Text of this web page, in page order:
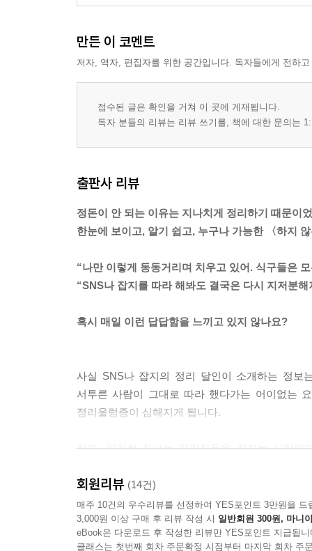
만든 이 코멘트
저자, 역자, 편집자를 위한 공간입니다. 독자들에게 전하
접수된 글은 확인을 거쳐 이 곳에 게재됩니다.
독자 분들의 리뷰는 리뷰 쓰기를, 책에 대한 문의는
출판사 리뷰
정돈이 안 되는 이유는 지나치게 정리하기 때문이
한눈에 보이고, 알기 쉽고, 누구나 가능한 〈하지
“나만 이렇게 동동거리며 치우고 있어. 식구들은
“SNS나 잡지를 따라 해봐도 결국은 다시 지저분해
혹시 매일 이런 답답함을 느끼고 있지 않나요?
사실 SNS나 잡지의 정리 달인이 소개하는 정보
서투른 사람이 그대로 따라 했다가는 어이없는
정리울렁증이 심해지게 됩니다.
한편, 이러한 정보는 정리정돈을 잘하는 사람
정돈이 안 된다는 굴레에서 빠져나올 수 없는 것입
무인양품에서 13년간 생활잡화 상품기획과 디자
되는 집, 그래서 가족 모두가 부담을 느끼지
회원리뷰 (14건)
매주 10건의 우수리뷰를 선정하여 YES포인트 3만원을 드
3,000원 이상 구매 후 리뷰 작성 시 일반회원 300원, 마니
eBook은 다운로드 후 작성한 리뷰만 YES포인트 지급됩니
클래스는 첫번째 회차 주문확정 시점부터 마지막 회차 주